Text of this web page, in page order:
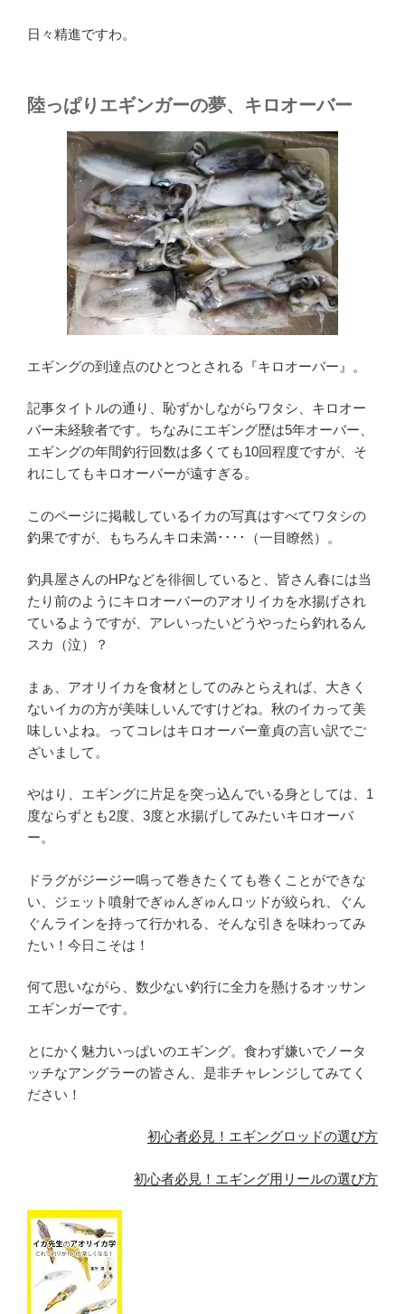
日々精進ですわ。
陸っぱりエギンガーの夢、キロオーバー
エギングの到達点のひとつとされる『キロオーバー』。
記事タイトルの通り、恥ずかしながらワタシ、キロオー
バー未経験者です。ちなみにエギング歴は5年オーバー、
エギングの年間釣行回数は多くても10回程度ですが、そ
れにしてもキロオーバーが遠すぎる。
このページに掲載しているイカの写真はすべてワタシの
釣果ですが、もちろんキロ未満････（一目瞭然）。
釣具屋さんのHPなどを徘徊していると、皆さん春には当
たり前のようにキロオーバーのアオリイカを水揚げされ
ているようですが、アレいったいどうやったら釣れるん
スカ（泣）？
まぁ、アオリイカを食材としてのみとらえれば、大きく
ないイカの方が美味しいんですけどね。秋のイカって美
味しいよね。ってコレはキロオーバー童貞の言い訳でご
ざいまして。
やはり、エギングに片足を突っ込んでいる身としては、1
度ならずとも2度、3度と水揚げしてみたいキロオーバ
ー。
ドラグがジージー鳴って巻きたくても巻くことができな
い、ジェット噴射でぎゅんぎゅんロッドが絞られ、ぐん
ぐんラインを持って行かれる、そんな引きを味わってみ
たい！今日こそは！
何て思いながら、数少ない釣行に全力を懸けるオッサン
エギンガーです。
とにかく魅力いっぱいのエギング。食わず嫌いでノータ
ッチなアングラーの皆さん、是非チャレンジしてみてく
ださい！
初心者必見！エギングロッドの選び方
初心者必見！エギング用リールの選び方